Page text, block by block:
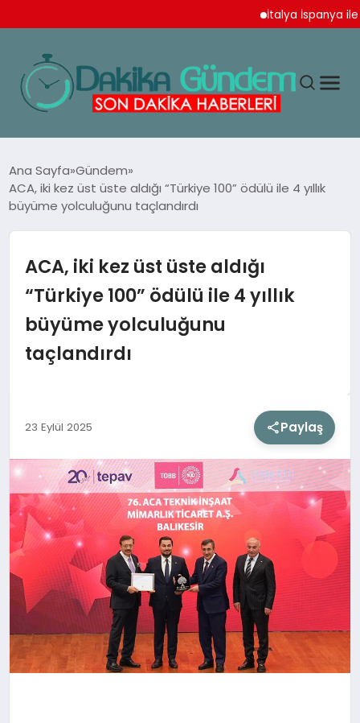
İtalya İspanya ile
TEKNOLOJI
SPOR
YAŞAM
EKONOMI
DÜNYA
EĞITIM
Ana Sayfa Gündem
ACA, iki kez üst üste aldığı “Türkiye 100” ödülü ile 4 yıllık
büyüme yolculuğunu taçlandırdı
ACA, iki kez üst üste aldığı
“Türkiye 100” ödülü ile 4 yıllık
büyüme yolculuğunu
taçlandırdı
23 Eylül 2025 Paylaş